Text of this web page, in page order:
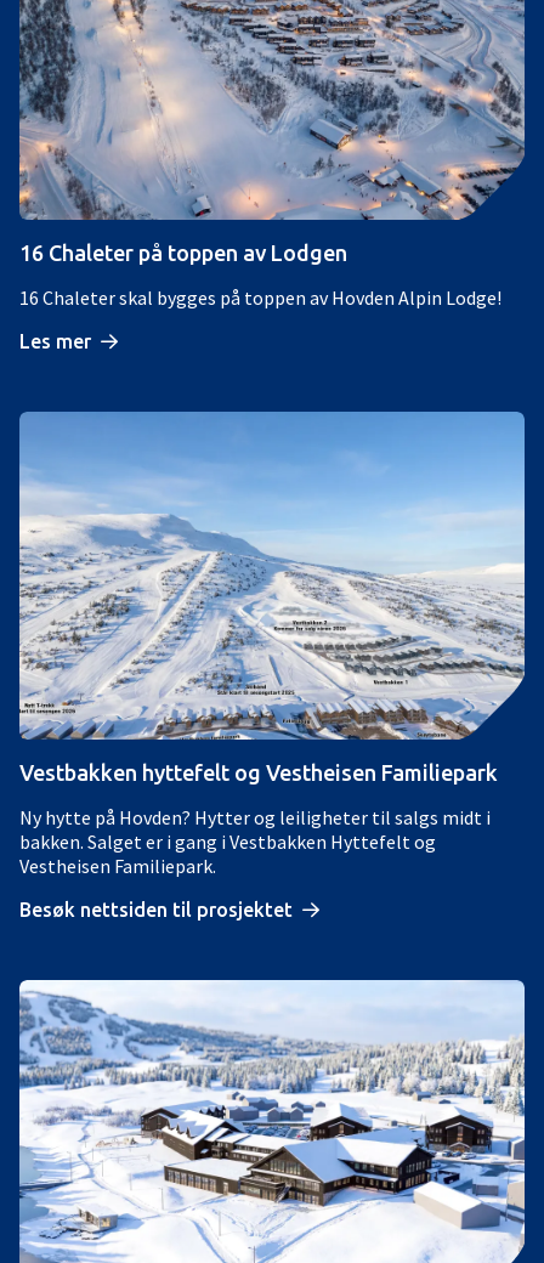
16 Chaleter på toppen av Lodgen
16 Chaleter skal bygges på toppen av Hovden Alpin Lodge!
Les mer
Vestbakken hyttefelt og Vestheisen Familiepark
Ny hytte på Hovden? Hytter og leiligheter til salgs midt i
bakken. Salget er i gang i Vestbakken Hyttefelt og
Vestheisen Familiepark.
Besøk nettsiden til prosjektet